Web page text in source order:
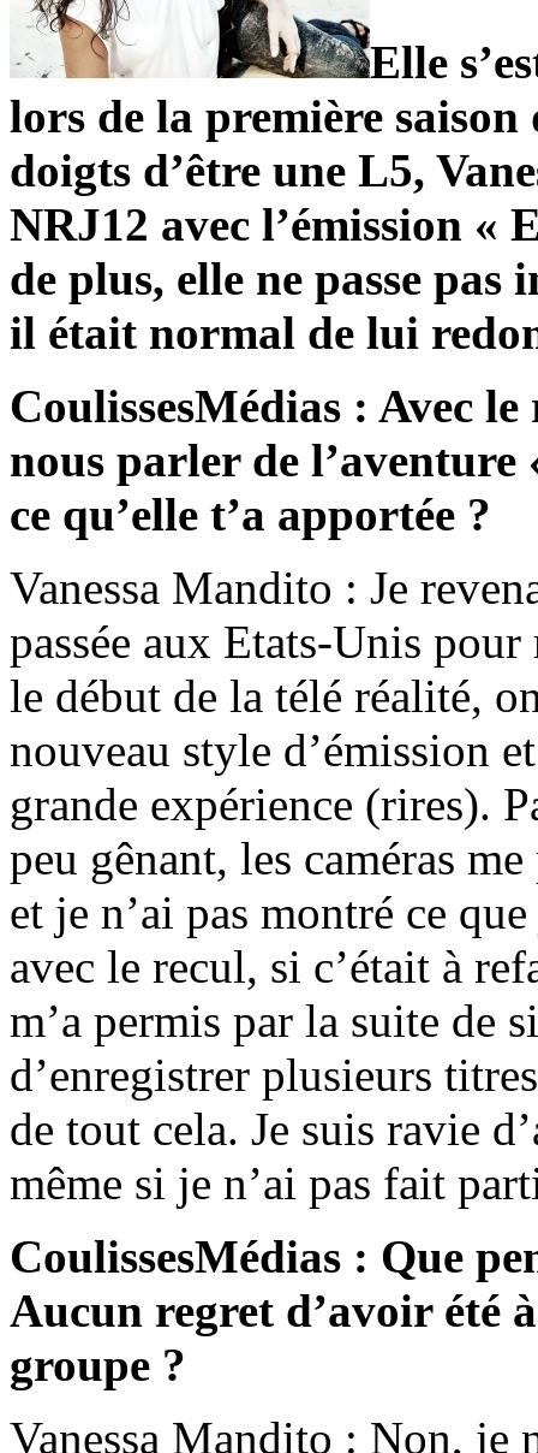
Elle
lors de la première
doigts d’être une L5,
NRJ12 avec l’émission «
de plus, elle ne passe pas
il était normal de lui
CoulissesMédias : Avec
nous parler de
ce qu’elle t’a apportée ?
Vanessa Mandito : Je
passée aux Etats-Unis
le début de la télé réalité,
nouveau style d’émission
grande expérience (rires).
peu gênant, les caméras
et je n’ai pas montré ce
avec le recul, si c’était à
m’a permis par la suite de
d’enregistrer plusieurs
de tout cela. Je suis ravie
même si je n’ai pas fait
CoulissesMédias : Que
Aucun regret d’avoir été
groupe ?
Vanessa Mandito : Non, je